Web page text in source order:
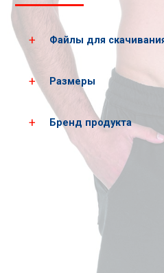
Файлы для
Загрузить все
Скачать PDF-карты
Размеры
Размеры
мужских
S
Бренд продукта